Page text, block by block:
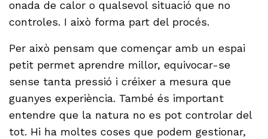
onada de calor o qualsevol situació que no
controles. I això forma part del procés.
Per això pensam que començar amb un espai
petit permet aprendre millor, equivocar-se
sense tanta pressió i créixer a mesura que
guanyes experiència. També és important
entendre que la natura no es pot controlar del
tot. Hi ha moltes coses que podem gestionar,